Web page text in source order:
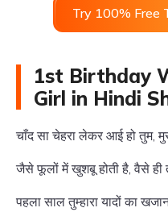
Try 100% Free
1st Birthday
Girl in Hindi
चाँद सा चेहरा लेकर आई हो तुम,
जैसे फूलों में खुशबू होती है, वैसे ही
पहला साल तुम्हारा यादों का